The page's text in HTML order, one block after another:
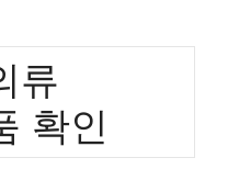
류
확인